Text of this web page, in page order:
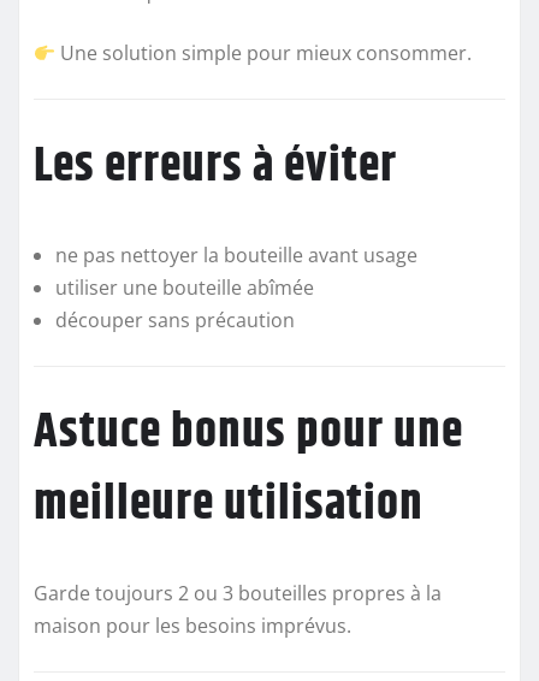
Une solution simple pour mieux consommer.
Les erreurs à éviter
ne pas nettoyer la bouteille avant usage
utiliser une bouteille abîmée
découper sans précaution
Astuce bonus pour une
meilleure utilisation
Garde toujours 2 ou 3 bouteilles propres à la
maison pour les besoins imprévus.